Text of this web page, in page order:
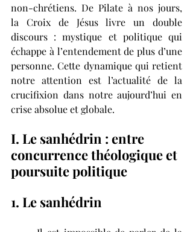
non-chrétiens. De Pilate à nos jours,
la Croix de Jésus livre un double
discours : mystique et politique qui
échappe à l’entendement de plus d’une
personne. Cette dynamique qui retient
notre attention est l’actualité de la
crucifixion dans notre aujourd’hui en
crise absolue et globale.
I. Le sanhédrin : entre
concurrence théologique et
poursuite politique
1. Le sanhédrin